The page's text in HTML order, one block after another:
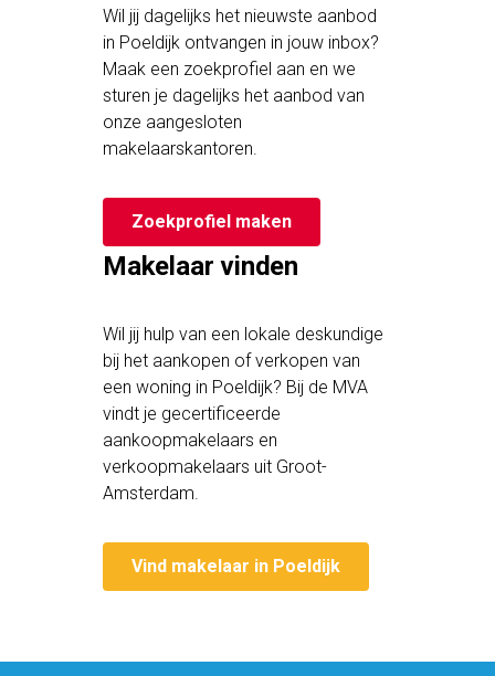
Wil jij dagelijks het nieuwste aanbod
in Poeldijk ontvangen in jouw inbox?
Maak een zoekprofiel aan en we
sturen je dagelijks het aanbod van
onze aangesloten
makelaarskantoren.
Zoekprofiel maken
Makelaar vinden
Wil jij hulp van een lokale deskundige
bij het aankopen of verkopen van
een woning in Poeldijk? Bij de MVA
vindt je gecertificeerde
aankoopmakelaars en
verkoopmakelaars uit Groot-
Amsterdam.
Vind makelaar in Poeldijk